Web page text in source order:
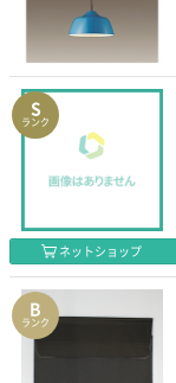
S
ランク
ネットショップ
B
ランク